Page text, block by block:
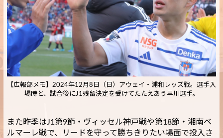
【広報部メモ】2024年12月8日（日）アウェイ・浦和レッズ戦。選手入
場時と、試合後にJ1残留決定を受けてたたえあう早川選手。
また昨季はJ1第9節・ヴィッセル神戸戦や第18節・湘南ベ
ルマーレ戦で、リードを守って勝ちきりたい場面で投入さ